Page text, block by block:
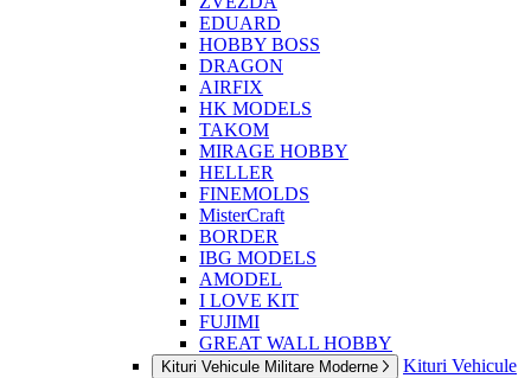
EDUARD
HOBBY BOSS
DRAGON
AIRFIX
HK MODELS
TAKOM
MIRAGE HOBBY
HELLER
FINEMOLDS
MisterCraft
BORDER
IBG MODELS
AMODEL
I LOVE KIT
FUJIMI
GREAT WALL HOBBY
Kituri Vehicule Militare Moderne
Kituri Vehicule